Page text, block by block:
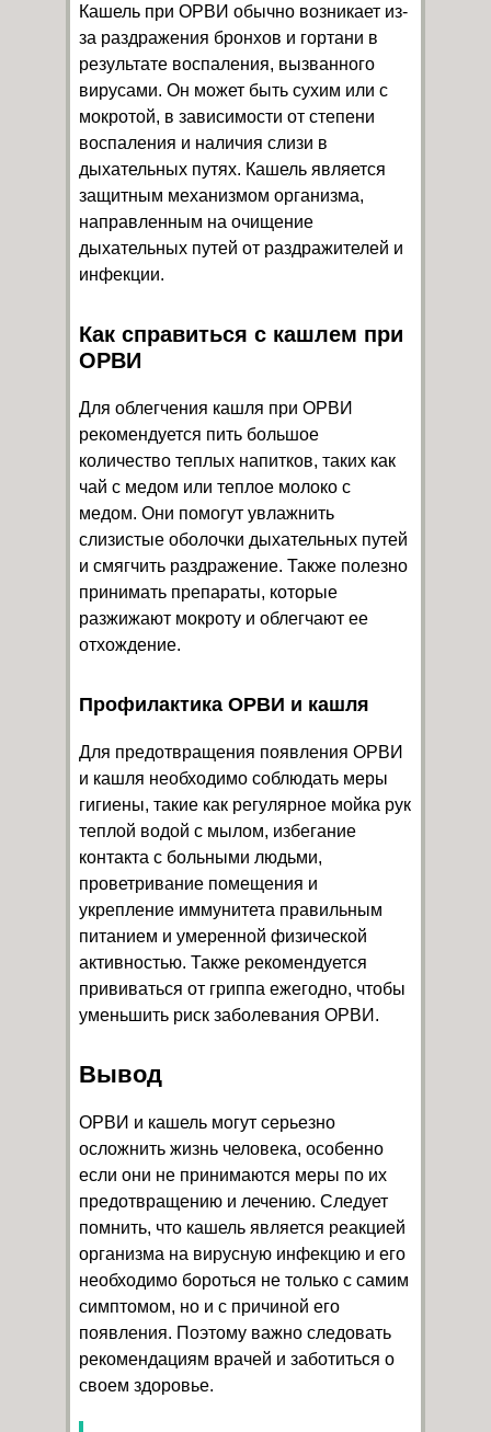
Кашель при ОРВИ обычно возникает из-
за раздражения бронхов и гортани в
результате воспаления, вызванного
вирусами. Он может быть сухим или с
мокротой, в зависимости от степени
воспаления и наличия слизи в
дыхательных путях. Кашель является
защитным механизмом организма,
направленным на очищение
дыхательных путей от раздражителей и
инфекции.
Как справиться с кашлем при
ОРВИ
Для облегчения кашля при ОРВИ
рекомендуется пить большое
количество теплых напитков, таких как
чай с медом или теплое молоко с
медом. Они помогут увлажнить
слизистые оболочки дыхательных путей
и смягчить раздражение. Также полезно
принимать препараты, которые
разжижают мокроту и облегчают ее
отхождение.
Профилактика ОРВИ и кашля
Для предотвращения появления ОРВИ
и кашля необходимо соблюдать меры
гигиены, такие как регулярное мойка рук
теплой водой с мылом, избегание
контакта с больными людьми,
проветривание помещения и
укрепление иммунитета правильным
питанием и умеренной физической
активностью. Также рекомендуется
прививаться от гриппа ежегодно, чтобы
уменьшить риск заболевания ОРВИ.
Вывод
ОРВИ и кашель могут серьезно
осложнить жизнь человека, особенно
если они не принимаются меры по их
предотвращению и лечению. Следует
помнить, что кашель является реакцией
организма на вирусную инфекцию и его
необходимо бороться не только с самим
симптомом, но и с причиной его
появления. Поэтому важно следовать
рекомендациям врачей и заботиться о
своем здоровье.